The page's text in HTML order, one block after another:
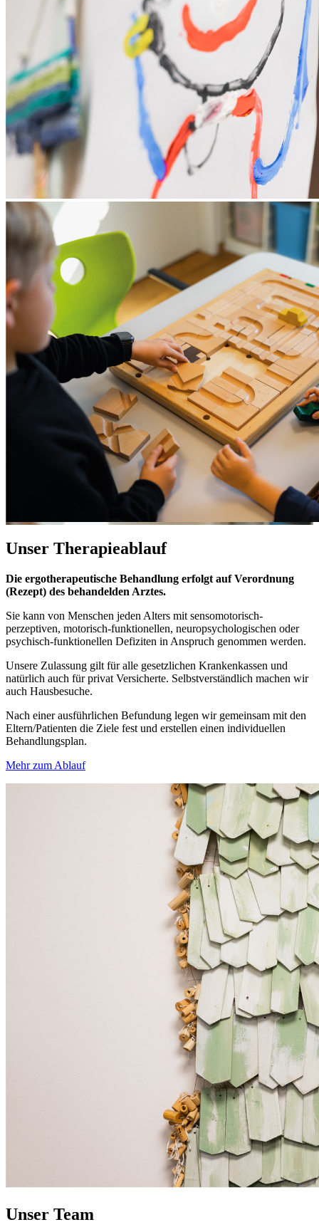
Unser Therapieablauf
Die ergotherapeutische Behandlung erfolgt auf Verordnung
(Rezept) des behandelden Arztes.
Sie kann von Menschen jeden Alters mit sensomotorisch-
perzeptiven, motorisch-funktionellen, neuropsychologischen oder
psychisch-funktionellen Defiziten in Anspruch genommen werden.
Unsere Zulassung gilt für alle gesetzlichen Krankenkassen und
natürlich auch für privat Versicherte. Selbstverständlich machen wir
auch Hausbesuche.
Nach einer ausführlichen Befundung legen wir gemeinsam mit den
Eltern/Patienten die Ziele fest und erstellen einen individuellen
Behandlungsplan.
Mehr zum Ablauf
Unser Team